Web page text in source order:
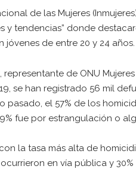
de las Mujeres
y tendencias” donde
jóvenes de entre 20 y 24 años.
representante de ONU
se han registrado 56 mil
pasado, el 57% de los
fue por estrangulación o
la tasa más alta de
en vía pública y